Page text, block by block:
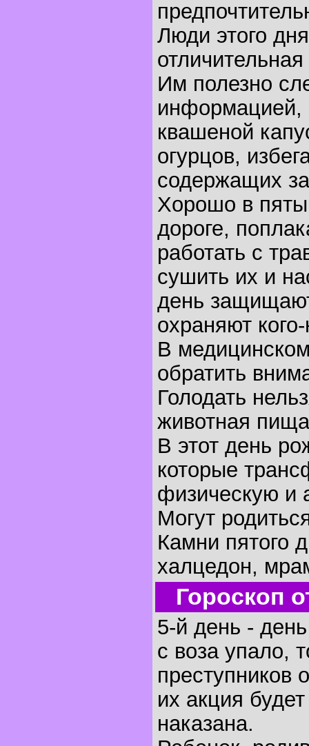
Люди этого
Им полезно
информацией,
квашеной
огурцов,
содержащих
Хорошо в
дороге,
работать с
сушить их и
день
охраняют
В
обратить
Голодать
животная
В этот день
которые
физическую и
Могут
Камни пятого
халцедон,
Гороскоп
5-й день -
с воза упало,
их акция
наказана.